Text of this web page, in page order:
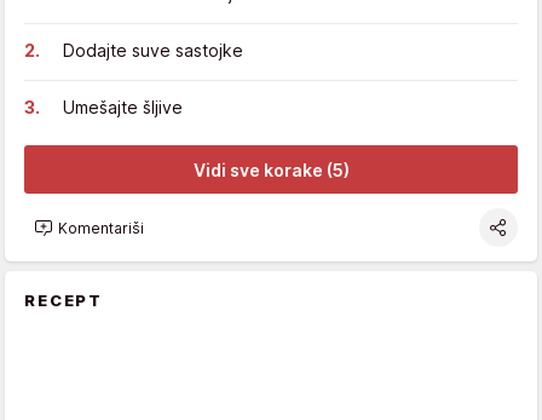
Dodajte suve sastojke
Umešajte šljive
Vidi sve korake (5)
Komentariši
RECEPT